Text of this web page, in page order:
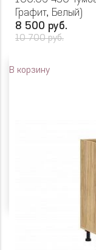
Графит, Белый)
8 500 руб.
10 700 руб.
В корзину